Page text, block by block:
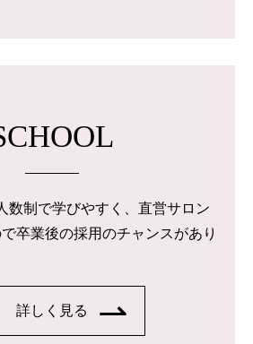
数制で学びやすく、直営サロン
卒業後の採用のチャンスがあり
詳しく見る